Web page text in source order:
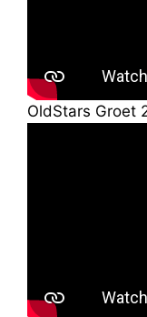
OldStars Groet